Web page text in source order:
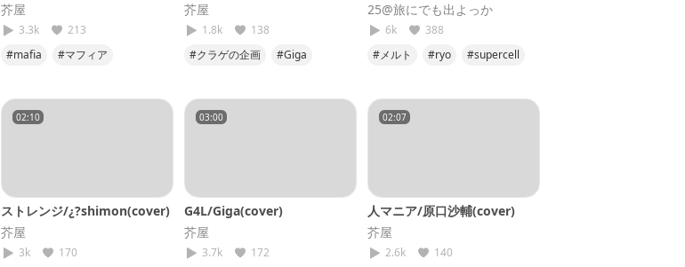
芥屋
3.3k
213
#mafia
#マフィア
#低音
芥屋
1.8k
138
#クラゲの企画
#Giga
25@旅にでも出よっか
6k
388
#メルト
#ryo
#supercell
02:10
ストレンジ/¿?shimon(cover)
芥屋
3k
170
03:00
G4L/Giga(cover)
芥屋
3.7k
172
02:07
人マニア/原口沙輔(cover)
芥屋
2.6k
140